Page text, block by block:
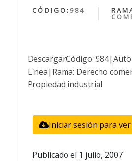
CÓDIGO: 984
DescargarCódigo:
Línea|Rama: Derecho
Propiedad industrial
Iniciar sesión para ver
Publicado el 1 julio, 2007